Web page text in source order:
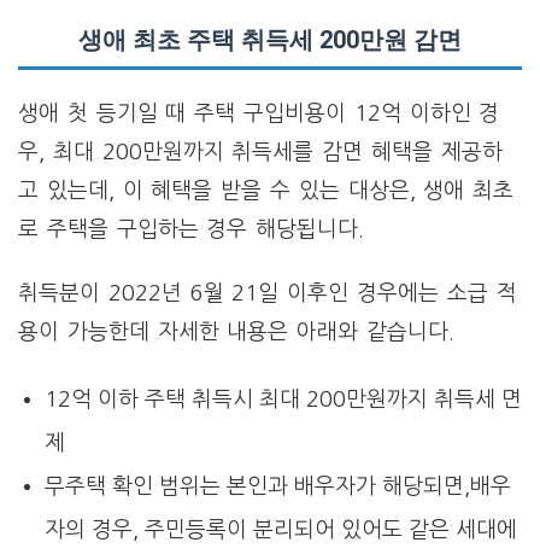
생애 최초 주택 취득세 200만원 감면
생애 첫 등기일 때 주택 구입비용이 12억 이하인 경
우, 최대 200만원까지 취득세를 감면 혜택을 제공하
고 있는데, 이 혜택을 받을 수 있는 대상은, 생애 최초
로 주택을 구입하는 경우 해당됩니다.
취득분이 2022년 6월 21일 이후인 경우에는 소급 적
용이 가능한데 자세한 내용은 아래와 같습니다.
12억 이하 주택 취득시 최대 200만원까지 취득세 면
제
무주택 확인 범위는 본인과 배우자가 해당되면,배우
자의 경우, 주민등록이 분리되어 있어도 같은 세대에